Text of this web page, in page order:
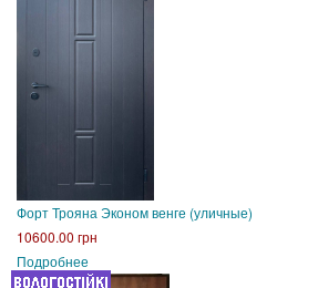
Форт Трояна Эконом венге (уличные)
10600.00 грн
Подробнее